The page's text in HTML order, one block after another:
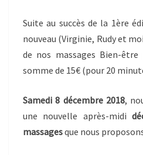
Suite au succès de la 1ère
nouveau (Virginie, Rudy et
de nos massages Bien-
somme de 15€ (pour 20
Samedi 8 décembre 2018,
une nouvelle après-midi
massagesque nous